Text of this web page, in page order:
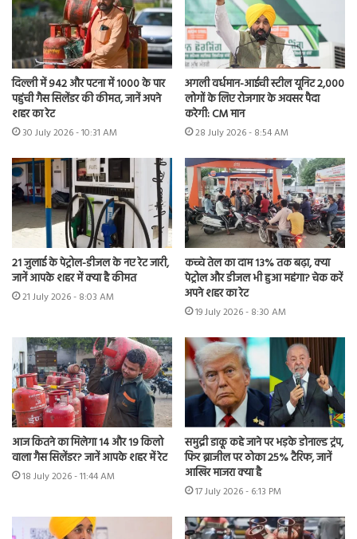
दिल्ली में 942 और पटना में 1000 के पार
पहुंची गैस सिलेंडर की कीमत, जानें अपने
शहर का रेट
30 July 2026 - 10:31 AM
अगली वर्धमान-आईची स्टील यूनिट 2,000
लोगों के लिए रोजगार के अवसर पैदा
करेगी: CM मान
28 July 2026 - 8:54 AM
21 जुलाई के पेट्रोल-डीजल के नए रेट जारी,
जानें आपके शहर में क्या है कीमत
21 July 2026 - 8:03 AM
कच्चे तेल का दाम 13% तक बढ़ा, क्या
पेट्रोल और डीजल भी हुआ महंगा? चेक करें
अपने शहर का रेट
19 July 2026 - 8:30 AM
आज कितने का मिलेगा 14 और 19 किलो
वाला गैस सिलेंडर? जानें आपके शहर में रेट
18 July 2026 - 11:44 AM
समुद्री डाकू कहे जाने पर भड़के डोनाल्ड ट्रंप,
फिर ब्राजील पर ठोका 25% टैरिफ, जानें
आखिर माजरा क्या है
17 July 2026 - 6:13 PM